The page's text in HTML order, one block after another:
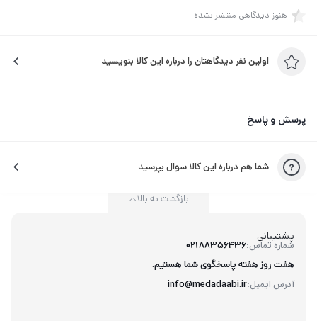
هنوز دیدگاهی منتشر نشده
اولین نفر دیدگاهتان را درباره این کالا بنویسید
پرسش و پاسخ
شما هم درباره این کالا سوال بپرسید
پشتیبانی
شماره تماس:02188356436
آدرس ایمیل:info@medadaabi.ir
هفت روز هفته پاسخگوی شما هستیم.
بازگشت به بالا